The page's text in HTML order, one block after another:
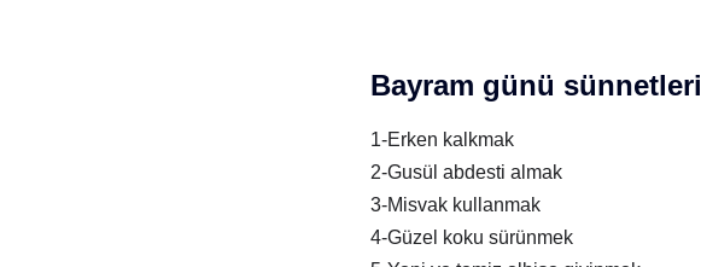
Bayram günü sünnetleri
1-Erken kalkmak
2-Gusül abdesti almak
3-Misvak kullanmak
4-Güzel koku sürünmek